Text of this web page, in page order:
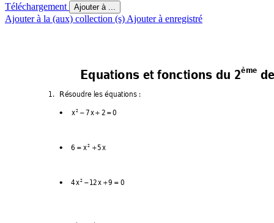
Téléchargement Ajouter à ...
Ajouter à la (aux) collection (s) Ajouter à enregistré
Equations et fonctions du 2ème
1. Résoudre les équations :
• 0
−+=
272
xx
• =+
2
65
x x
• 0
−+=
2
41
29
xx